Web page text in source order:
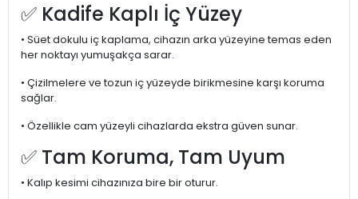
✅ Kadife Kaplı İç Yüzey
• Süet dokulu iç kaplama, cihazın arka yüzeyine temas eden
her noktayı yumuşakça sarar.
• Çizilmelere ve tozun iç yüzeyde birikmesine karşı koruma
sağlar.
• Özellikle cam yüzeyli cihazlarda ekstra güven sunar.
✅ Tam Koruma, Tam Uyum
• Kalıp kesimi cihazınıza bire bir oturur.